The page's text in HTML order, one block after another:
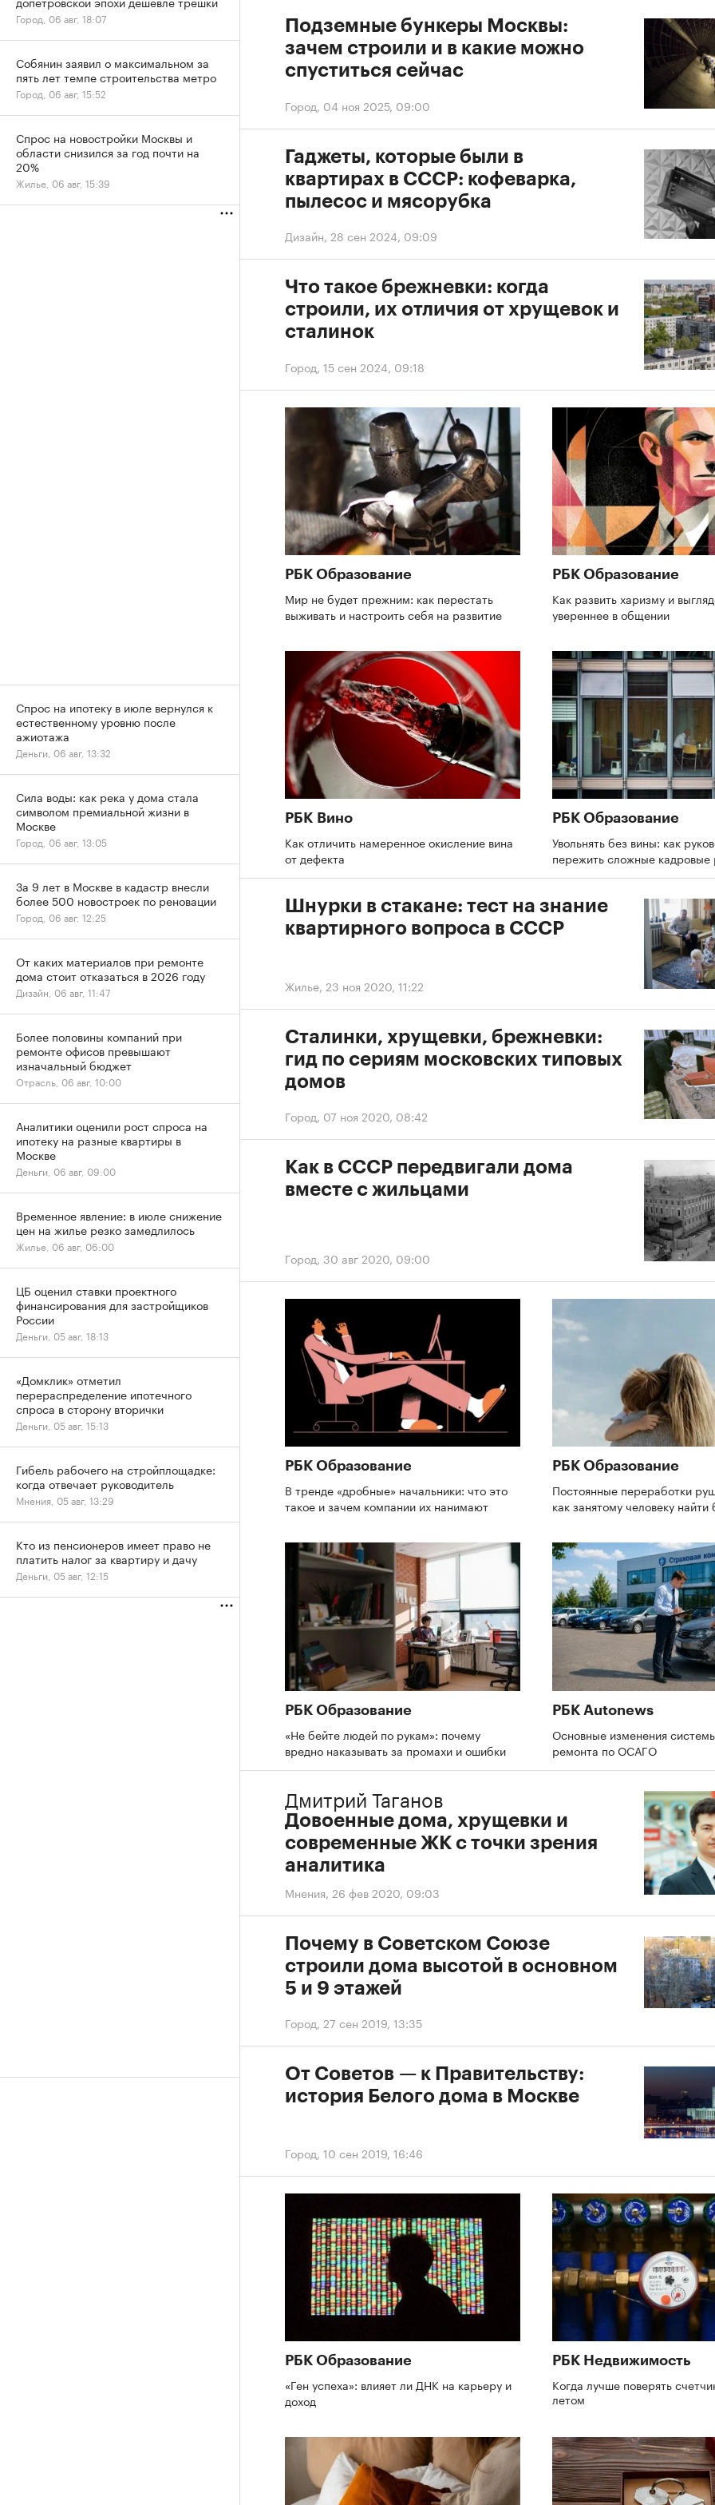
Город, 04 ноя 2025, 09:00
Подземные бункеры Москвы:
зачем строили и в какие можно
спуститься сейчас
Дизайн, 28 сен 2024, 09:09
Гаджеты, которые были в
квартирах в СССР: кофеварка,
пылесос и мясорубка
Город, 15 сен 2024, 09:18
Что такое брежневки: когда
строили, их отличия от хрущевок и
сталинок
РБК Образование
Мир не будет прежним: как перестать
выживать и настроить себя на развитие
РБК Образование
Как развить харизму и
увереннее в общении
РБК Вино
Как отличить намеренное окисление вина
от дефекта
РБК Образование
Увольнять без вины: как
пережить сложные
Жилье, 23 ноя 2020, 11:22
Шнурки в стакане: тест на знание
квартирного вопроса в СССР
Город, 07 ноя 2020, 08:42
Сталинки, хрущевки, брежневки:
гид по сериям московских типовых
домов
Город, 30 авг 2020, 09:00
Как в СССР передвигали дома
вместе с жильцами
РБК Образование
В тренде «дробные» начальники: что это
такое и зачем компании их нанимают
РБК Образование
Постоянные переработки
как занятому человеку
РБК Образование
«Не бейте людей по рукам»: почему
вредно наказывать за промахи и ошибки
РБК Autonews
Основные изменения
ремонта по ОСАГО
Мнения, 26 фев 2020, 09:03
Дмитрий Таганов
Довоенные дома, хрущевки и
современные ЖК с точки зрения
аналитика
Город, 27 сен 2019, 13:35
Почему в Советском Союзе
строили дома высотой в основном
5 и 9 этажей
Город, 10 сен 2019, 16:46
От Советов — к Правительству:
история Белого дома в Москве
РБК Образование
«Ген успеха»: влияет ли ДНК на карьеру и
доход
РБК Недвижимость
Когда лучше поверять
летом
Город, 06 авг, 18:07
Собянин заявил о максимальном за
пять лет темпе строительства метро
Город, 06 авг, 15:52
Спрос на новостройки Москвы и
области снизился за год почти на
20%
Жилье, 06 авг, 15:39
Спрос на ипотеку в июле вернулся к
естественному уровню после
ажиотажа
Деньги, 06 авг, 13:32
Сила воды: как река у дома стала
символом премиальной жизни в
Москве
Город, 06 авг, 13:05
За 9 лет в Москве в кадастр внесли
более 500 новостроек по реновации
Город, 06 авг, 12:25
От каких материалов при ремонте
дома стоит отказаться в 2026 году
Дизайн, 06 авг, 11:47
Более половины компаний при
ремонте офисов превышают
изначальный бюджет
Отрасль, 06 авг, 10:00
Аналитики оценили рост спроса на
ипотеку на разные квартиры в
Москве
Деньги, 06 авг, 09:00
Временное явление: в июле снижение
цен на жилье резко замедлилось
Жилье, 06 авг, 06:00
ЦБ оценил ставки проектного
финансирования для застройщиков
России
Деньги, 05 авг, 18:13
«Домклик» отметил
перераспределение ипотечного
спроса в сторону вторички
Деньги, 05 авг, 15:13
Гибель рабочего на стройплощадке:
когда отвечает руководитель
Мнения, 05 авг, 13:29
Кто из пенсионеров имеет право не
платить налог за квартиру и дачу
Деньги, 05 авг, 12:15